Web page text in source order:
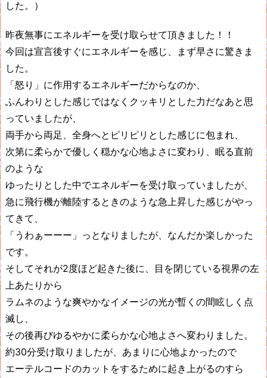
した。）
昨夜無事にエネルギーを受け取らせて頂きました！！
今回は宣言後すぐにエネルギーを感じ、まず早さに驚きま
した。
「怒り」に作用するエネルギーだからなのか、
ふんわりとした感じではなくクッキリとした力だなあと思
っていましたが、
両手から両足、全身へとピリピリとした感じに包まれ、
次第に柔らかで優しく穏かな心地よさに変わり、眠る直前
のような
ゆったりとした中でエネルギーを受け取っていましたが、
急に飛行機が離陸するときのような急上昇した感じがやっ
てきて、
「うわぁーーー」っとなりましたが、なんだか楽しかった
です。
そしてそれが2度ほど起きた後に、目を閉じている視界の左
上あたりから
ラムネのような爽やかなイメージの光が暫くの間眩しく点
滅し、
その後再びゆるやかに柔らかな心地よさへ変わりました。
約30分受け取りましたが、あまりに心地よかったので
エーテルコードのカットをするために起き上がるのすら